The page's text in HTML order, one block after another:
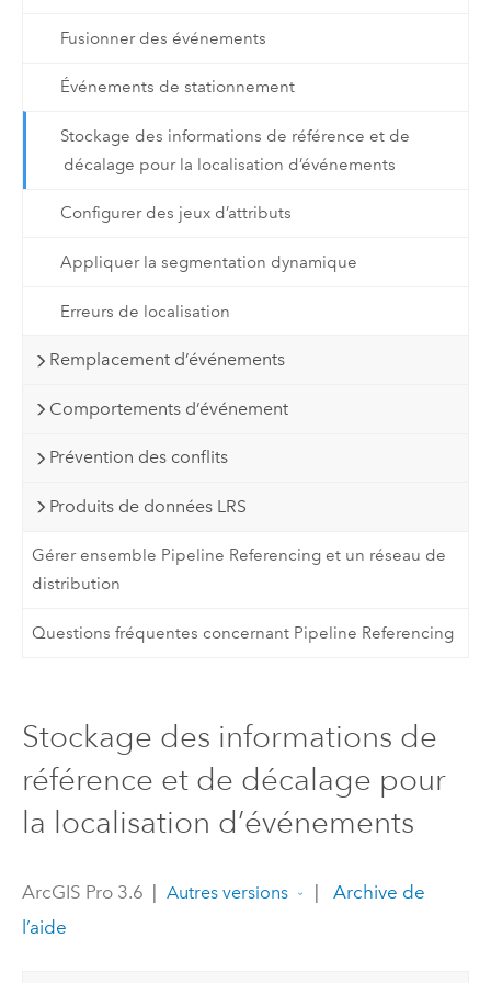
Fusionner des événements
Événements de stationnement
Stockage des informations de référence et de
décalage pour la localisation d’événements
Configurer des jeux d’attributs
Appliquer la segmentation dynamique
Erreurs de localisation
Remplacement d’événements
Comportements d’événement
Prévention des conflits
Produits de données LRS
Gérer ensemble Pipeline Referencing et un réseau de
distribution
Questions fréquentes concernant Pipeline Referencing
Stockage des informations de
référence et de décalage pour
la localisation d’événements
ArcGIS Pro 3.6 Autres versions
Archive de
l’aide